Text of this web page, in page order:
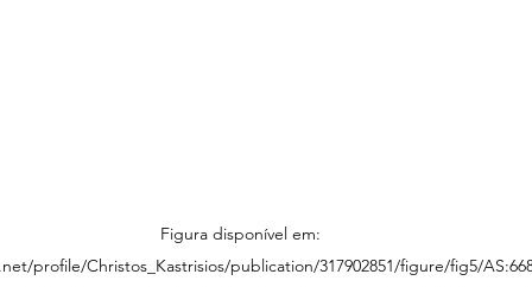
Figura disponível em:
profile/Christos_Kastrisios/publication/317902851/figure/fig5/